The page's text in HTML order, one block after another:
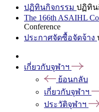
ปฏิทินกิจกรรม ปฏิทิน
The 166th ASAIHL
Conference
ประกาศจัดซื้อจัดจ้าง
เกี่ยวกับจุฬาฯ
ย้อนกลับ
เกี่ยวกับจุฬาฯ
ประวัติจุฬาฯ